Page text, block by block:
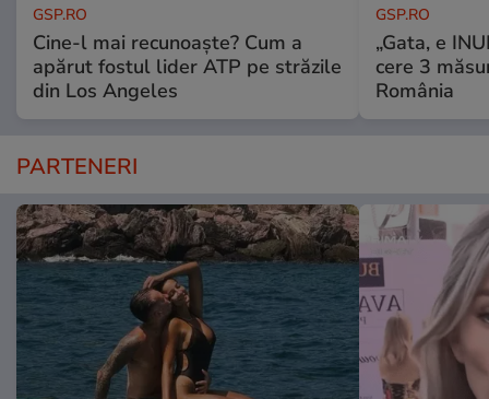
GSP.RO
Cine-l mai recunoaște? Cum a
apărut fostul lider ATP pe străzile
din Los Angeles
GSP.RO
„Gata, e
cere 3
România
PARTENERI